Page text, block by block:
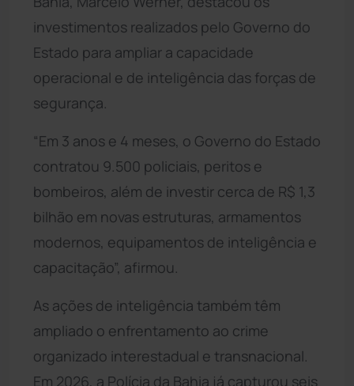
investimentos realizados pelo Governo do
Estado para ampliar a capacidade
operacional e de inteligência das forças de
segurança.
“Em 3 anos e 4 meses, o Governo do Estado
contratou 9.500 policiais, peritos e
bombeiros, além de investir cerca de R$ 1,3
bilhão em novas estruturas, armamentos
modernos, equipamentos de inteligência e
capacitação”, afirmou.
As ações de inteligência também têm
ampliado o enfrentamento ao crime
organizado interestadual e transnacional.
Em 2026, a Polícia da Bahia já capturou seis